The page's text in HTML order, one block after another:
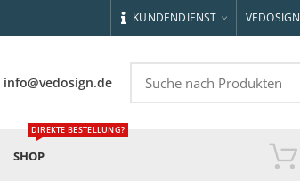
KUNDENDIENST VEDOSIGN
info@vedosign.de
SHOP
DIREKTE BESTELLUNG?